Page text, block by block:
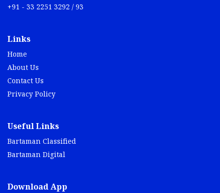
+91 - 33 2251 3292 / 93
Links
Home
About Us
Contact Us
Privacy Policy
Useful Links
Bartaman Classified
Bartaman Digital
Download App